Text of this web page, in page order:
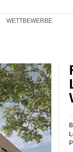
WETTBEWERBE